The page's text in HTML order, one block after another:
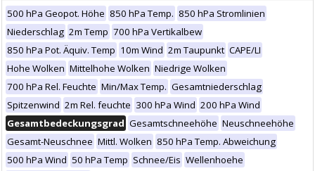
500 hPa Geopot. Höhe 850 hPa Temp. 850 hPa Stromlinien
Niederschlag 2m Temp 700 hPa Vertikalbew
850 hPa Pot. Äquiv. Temp 10m Wind 2m Taupunkt CAPE/LI
Hohe Wolken Mittelhohe Wolken Niedrige Wolken
700 hPa Rel. Feuchte Min/Max Temp. Gesamtniederschlag
Spitzenwind 2m Rel. feuchte 300 hPa Wind 200 hPa Wind
Gesamtbedeckungsgrad Gesamtschneehöhe Neuschneehöhe
Gesamt-Neuschnee Mittl. Wolken 850 hPa Temp. Abweichung
500 hPa Wind 50 hPa Temp Schnee/Eis Wellenhoehe